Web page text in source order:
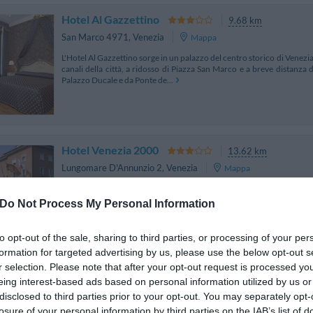
Do Not Process My Personal Information
opt-out of the sale, sharing to third parties, or processing of your
for targeted advertising by us, please use the below opt-out
selection. Please note that after your opt-out request is processed
interest-based ads based on personal information utilized by us
to third parties prior to your opt-out. You may separately
of your personal information by third parties on the IAB’s list of
Hotel Al Gazzettino
9.68 km
San Marco 4971, Venezia
Mappa
L'Hotel Al Gazzettino sorge in un palazzo del centro storico di
canali della città, a ridosso di Piazza San Marco e a breve distanza
Palazzo Ducale e da Ponte de...
Hotel Venezia 2000
13.62 km
Lungomare D'Annunzio 2, Venezia
Mappa
L'Hotel Venezia 2000 sorge dalla ristrutturazione di uno storico
D'Annunzio, in posizione privilegiata rispetto al centro e al Bacino
vista su Venezia (da cui dista 15 minuti...
Suite in Venice Ai Carmini
9.06 km
Dorsoduro 2604, Venezia
Mappa